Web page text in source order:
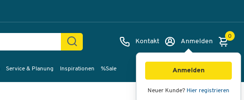
Kontakt Anmelden
Anmelden
Neuer Kunde? Hier registrieren
0
Service & Planung Inspirationen %Sale
Bilder Videos 360°-Ansicht